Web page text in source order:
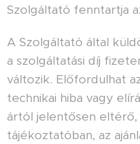
Szolgáltató fenntartja
A Szolgáltató által
a szolgáltatási díj
változik. Előfordulhat
technikai hiba vagy
ártól jelentősen
tájékoztatóban, az